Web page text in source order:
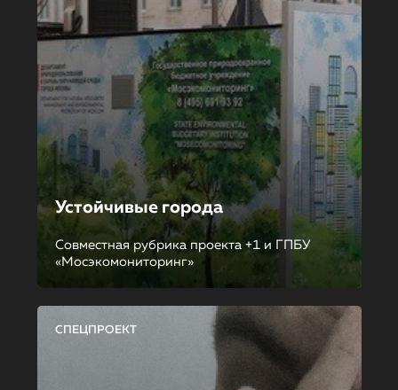
Устойчивые города
Совместная рубрика проекта +1 и ГПБУ
«Мосэкомониторинг»
СПЕЦПРОЕКТ